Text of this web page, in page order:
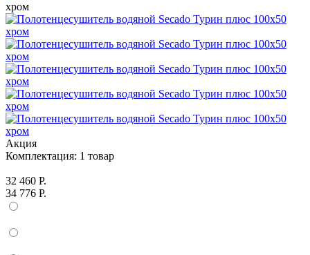
Акция
Комплектация: 1 товар
32 460 Р.
34 776 Р.